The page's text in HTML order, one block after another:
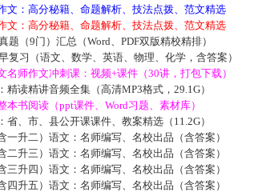
文：高分秘籍、命题解析、技法点拨、范文精选
文：高分秘籍、命题解析、技法点拨、范文精选
题（9门）汇总（Word、PDF双版精校精排）
复习（语文、数学、英语、物理、化学，含答案）
名师作文冲刺课：视频+课件（30讲，打包下载）
精读精讲音频全集（高清MP3格式，29.1G）
本书阅读（ppt课件、Word习题、素材库）
省、市、县公开课课件、教案精选（11.2G）
一升二）语文：名师编写、名校出品（含答案）
二升三）语文：名师编写、名校出品（含答案）
三升四）语文：名师编写、名校出品（含答案）
四升五）语文：名师编写、名校出品（含答案）